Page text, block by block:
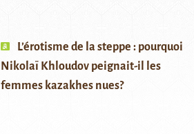
L’érotisme de la steppe : pourquoi
Nikolaï Khloudov peignait-il les
femmes kazakhes nues?